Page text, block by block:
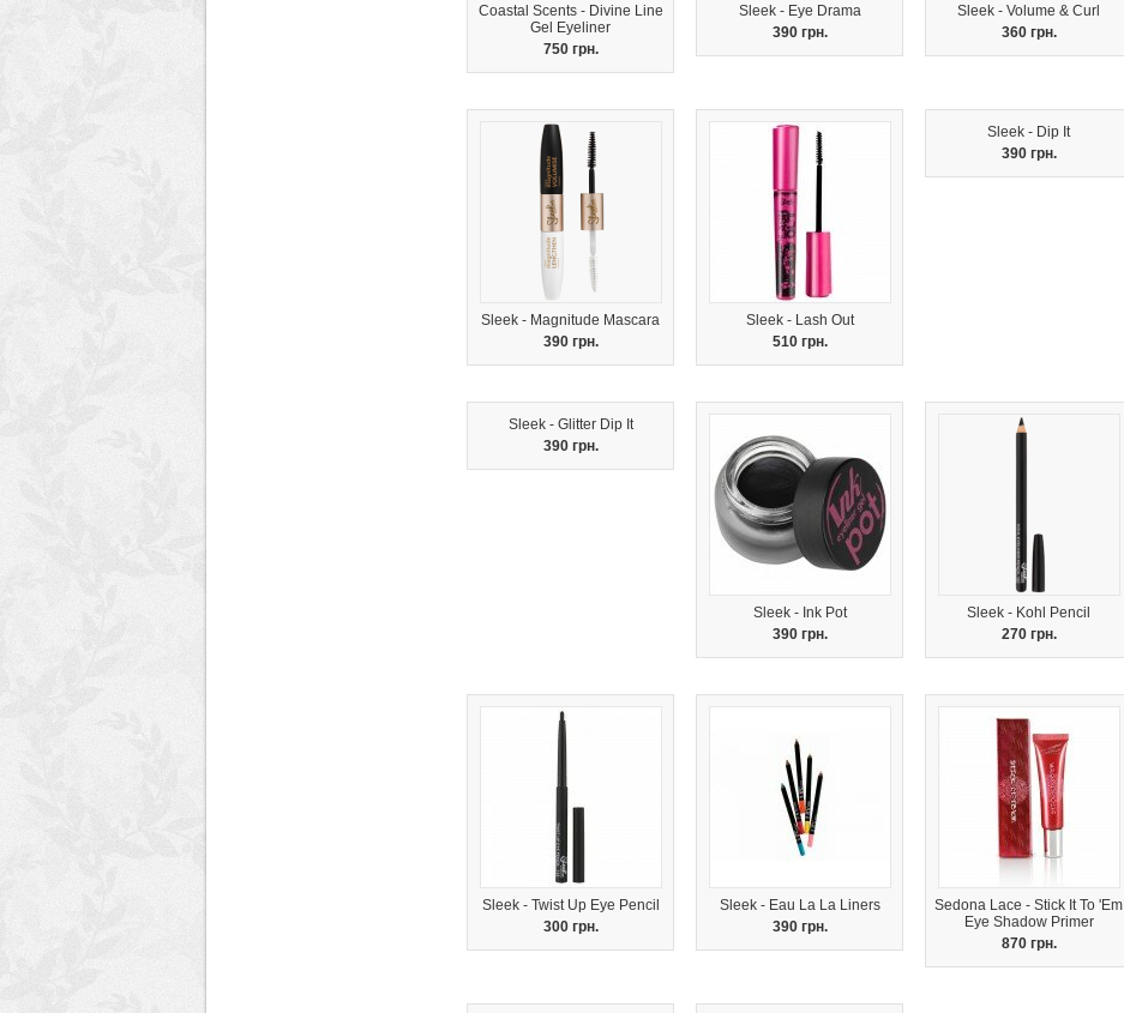
Coastal Scents - Divine Line
Gel Eyeliner
750 грн.
Sleek - Eye Drama
390 грн.
Sleek - Volume & Curl
360 грн.
Sleek - Magnitude Mascara
390 грн.
Sleek - Lash Out
510 грн.
Sleek - Dip It
390 грн.
Sleek - Glitter Dip It
390 грн.
Sleek - Ink Pot
390 грн.
Sleek - Kohl Pencil
270 грн.
Sleek - Twist Up Eye Pencil
300 грн.
Sleek - Eau La La Liners
390 грн.
Sedona Lace - Stick It To 'Em
Eye Shadow Primer
870 грн.